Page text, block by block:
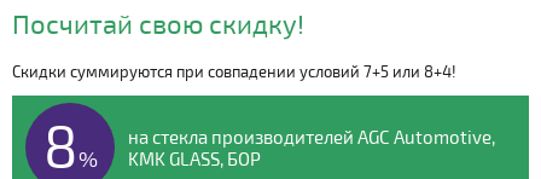
Видео о компании
Посчитай свою скидку!
Скидки суммируются при совпадении условий 7+5 или 8+4!
8%
на стекла производителей AGC Automotive,
KMK GLASS, БОР